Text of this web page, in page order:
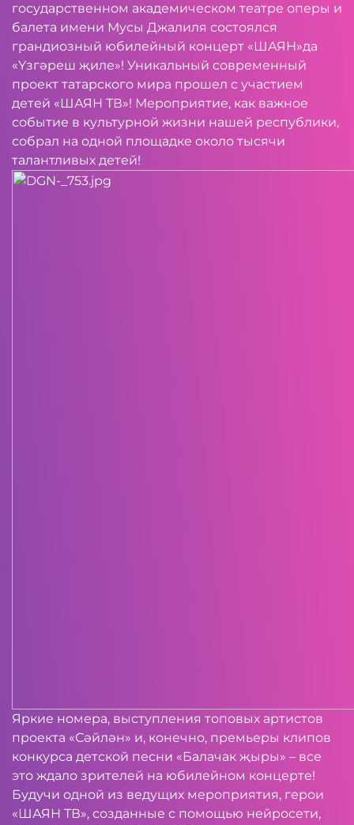
государственном академическом театре оперы и
балета имени Мусы Джалиля состоялся
грандиозный юбилейный концерт «ШАЯН»да
«Үзгәреш җиле»! Уникальный современный
проект татарского мира прошел с участием
детей «ШАЯН ТВ»! Мероприятие, как важное
событие в культурной жизни нашей республики,
собрал на одной площадке около тысячи
талантливых детей!
Яркие номера, выступления топовых артистов
проекта «Сәйлән» и, конечно, премьеры клипов
конкурса детской песни «Балачак җыры» – все
это ждало зрителей на юбилейном концерте!
Будучи одной из ведущих мероприятия, герои
«ШАЯН ТВ», созданные с помощью нейросети,